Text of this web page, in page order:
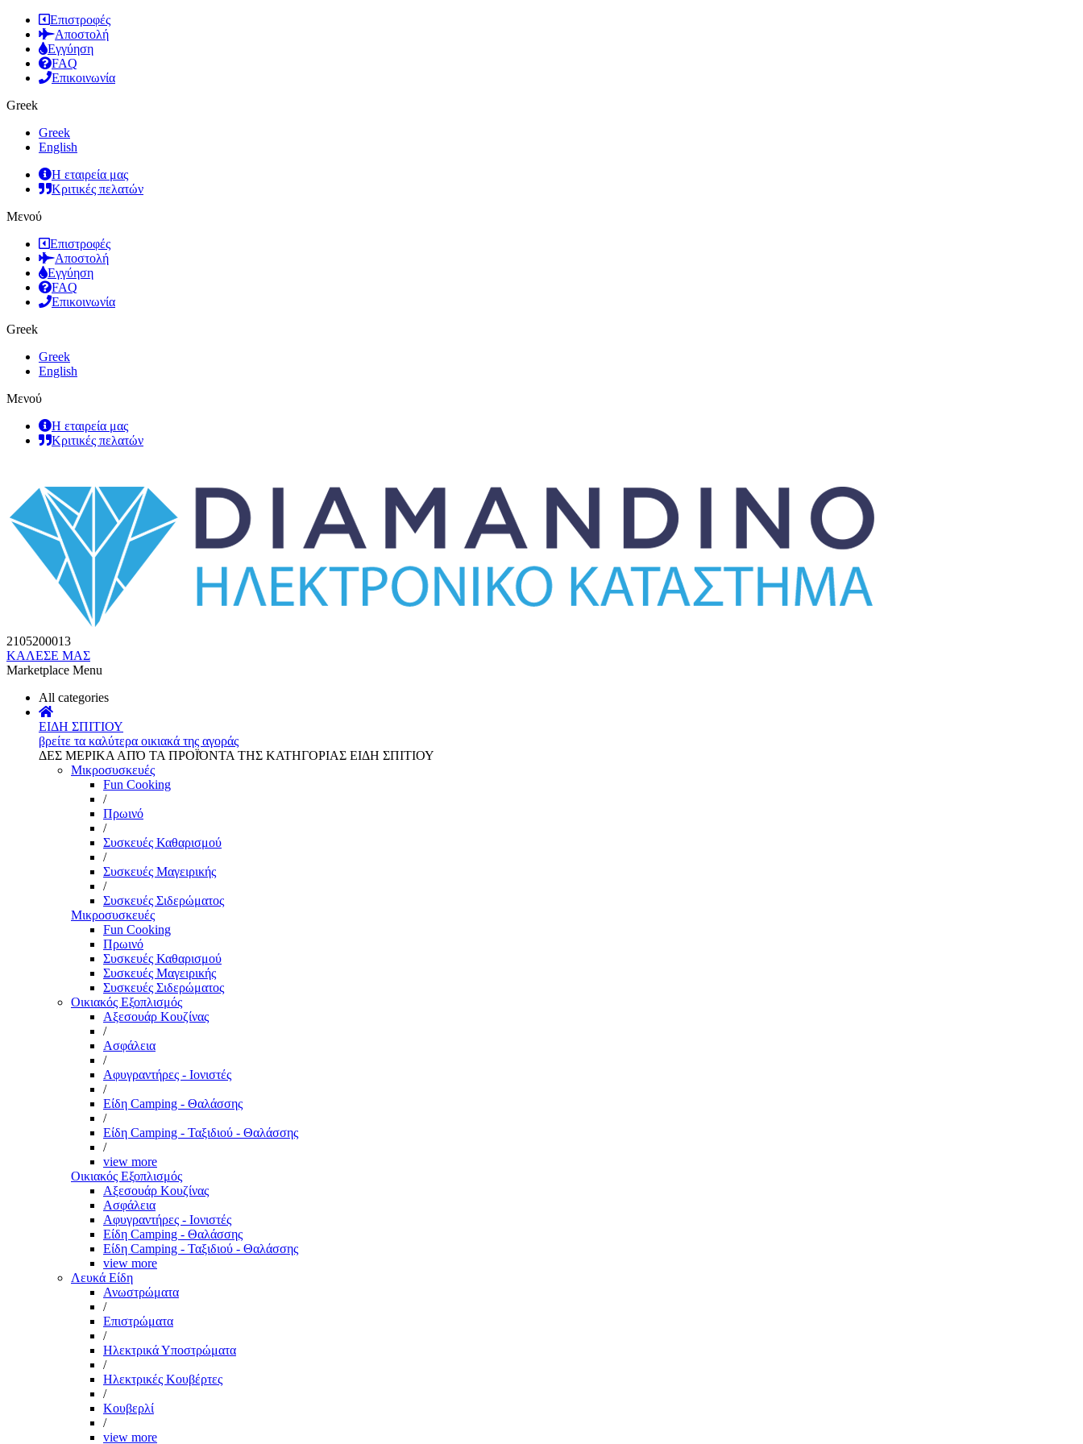
Επιστροφές
Αποστολή
Εγγύηση
FAQ
Επικοινωνία
Greek
Greek
English
Η εταιρεία μας
Κριτικές πελατών
Μενού
Επιστροφές
Αποστολή
Εγγύηση
FAQ
Επικοινωνία
Greek
Greek
English
Μενού
Η εταιρεία μας
Κριτικές πελατών
2105200013
ΚΑΛΕΣΕ ΜΑΣ
Marketplace Menu
All categories
ΕΙΔΗ ΣΠΙΤΙΟΥ
βρείτε τα καλύτερα οικιακά της αγοράς
ΔΕΣ ΜΕΡΙΚΑ ΑΠΌ ΤΑ ΠΡΟΪΌΝΤΑ ΤΗΣ ΚΑΤΗΓΟΡΙΑΣ ΕΙΔΗ ΣΠΙΤΙΟΥ
Μικροσυσκευές
Fun Cooking
/
Πρωινό
/
Συσκευές Καθαρισμού
/
Συσκευές Μαγειρικής
/
Συσκευές Σιδερώματος
Μικροσυσκευές
Fun Cooking
Πρωινό
Συσκευές Καθαρισμού
Συσκευές Μαγειρικής
Συσκευές Σιδερώματος
Οικιακός Εξοπλισμός
Αξεσουάρ Κουζίνας
/
Ασφάλεια
/
Αφυγραντήρες - Ιονιστές
/
Είδη Camping - Θαλάσσης
/
Είδη Camping - Ταξιδιού - Θαλάσσης
/
view more
Οικιακός Εξοπλισμός
Αξεσουάρ Κουζίνας
Ασφάλεια
Αφυγραντήρες - Ιονιστές
Είδη Camping - Θαλάσσης
Είδη Camping - Ταξιδιού - Θαλάσσης
view more
Λευκά Είδη
Ανωστρώματα
/
Επιστρώματα
/
Ηλεκτρικά Υποστρώματα
/
Ηλεκτρικές Κουβέρτες
/
Κουβερλί
/
view more